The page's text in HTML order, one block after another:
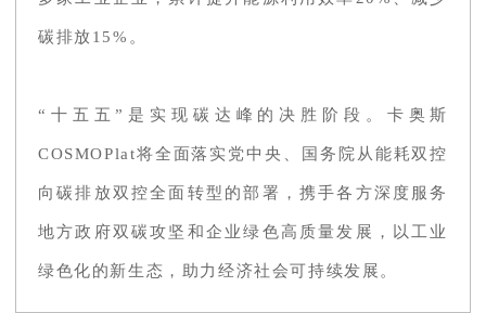
碳排放15%。
“十五五”是实现碳达峰的决胜阶段。卡奥斯
COSMOPlat将全面落实党中央、国务院从能耗双控
向碳排放双控全面转型的部署，携手各方深度服务
地方政府双碳攻坚和企业绿色高质量发展，以工业
绿色化的新生态，助力经济社会可持续发展。